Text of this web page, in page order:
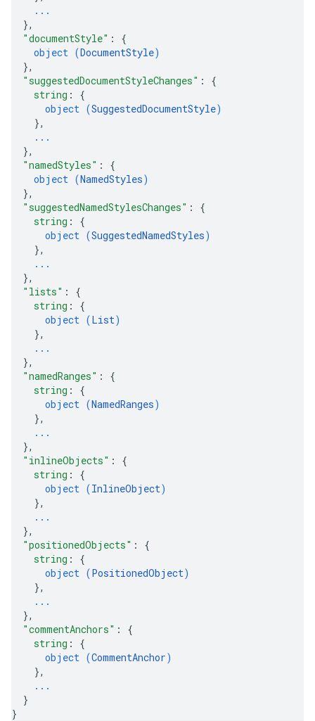
...
},
"documentStyle" : {
object (DocumentStyle)
},
"suggestedDocumentStyleChanges" : {
string : {
object (SuggestedDocumentStyle)
},
...
},
"namedStyles" : {
object (NamedStyles)
},
"suggestedNamedStylesChanges" : {
string : {
object (SuggestedNamedStyles)
},
...
},
"lists" : {
string : {
object (List)
},
...
},
"namedRanges" : {
string : {
object (NamedRanges)
},
...
},
"inlineObjects" : {
string : {
object (InlineObject)
},
...
},
"positionedObjects" : {
string : {
object (PositionedObject)
},
...
},
"commentAnchors" : {
string : {
object (CommentAnchor)
},
...
}
}